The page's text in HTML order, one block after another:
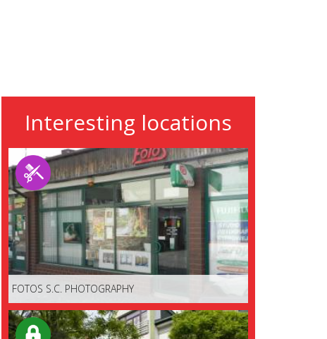
Interesting locations
FOTOS S.C. PHOTOGRAPHY